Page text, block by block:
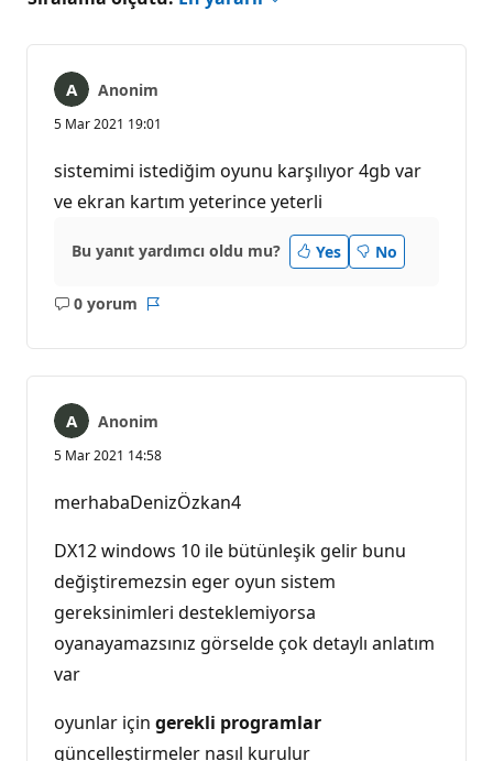
Anonim
5 Mar 2021 19:01
sistemimi istediğim oyunu karşılıyor 4gb var
ve ekran kartım yeterince yeterli
Bu yanıt yardımcı oldu mu? Yes No
0 yorum
Açıklama
Anonim
5 Mar 2021 14:58
merhabaDenizÖzkan4
DX12 windows 10 ile bütünleşik gelir bunu
değiştiremezsin eger oyun sistem
gereksinimleri desteklemiyorsa
oyanayamazsınız görselde çok detaylı anlatım
var
oyunlar için gerekli programlar
güncelleştirmeler nasıl kurulur